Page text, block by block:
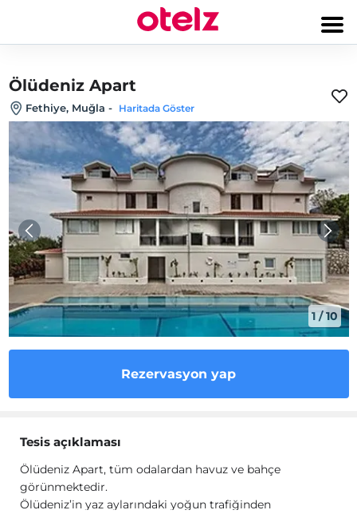
Ölüdeniz Apart
Fethiye, Muğla - Haritada Göster
1 /10
Rezervasyon yap
Tesis açıklaması
Ölüdeniz Apart, tüm odalardan havuz ve bahçe
görünmektedir.
Ölüdeniz’in yaz aylarındaki yoğun trafiğinden